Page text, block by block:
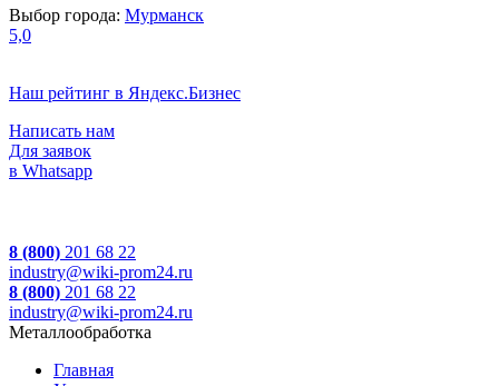
Выбор города: Мурманск
5,0
Наш рейтинг в Яндекс.Бизнес
Написать нам
Для заявок
в Whatsapp
8 (800) 201 68 22
industry@wiki-prom24.ru
8 (800) 201 68 22
industry@wiki-prom24.ru
Металлообработка
Главная